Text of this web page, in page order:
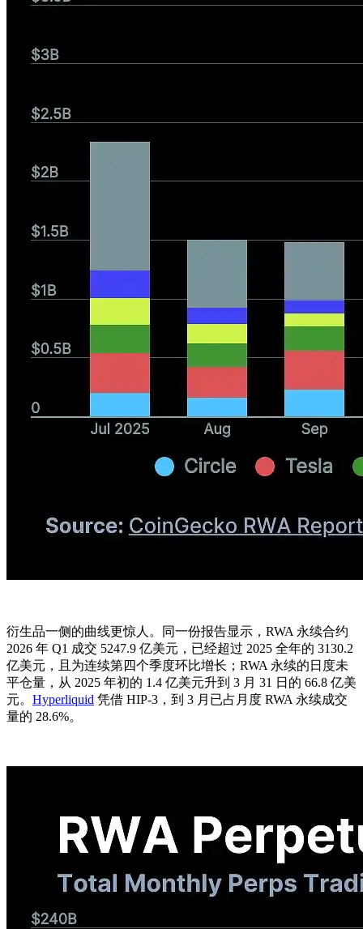
衍生品一侧的曲线更惊人。同一份报告显示，RWA 永续合约
2026 年 Q1 成交 5247.9 亿美元，已经超过 2025 全年的 3130.2
亿美元，且为连续第四个季度环比增长；RWA 永续的日度未
平仓量，从 2025 年初的 1.4 亿美元升到 3 月 31 日的 66.8 亿美
元。 Hyperliquid 凭借 HIP-3，到 3 月已占月度 RWA 永续成交
量的 28.6%。